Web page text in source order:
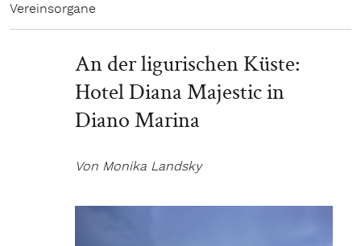
Vereinsorgane
An der ligurischen Küste:
Hotel Diana Majestic in
Diano Marina
Von Monika Landsky